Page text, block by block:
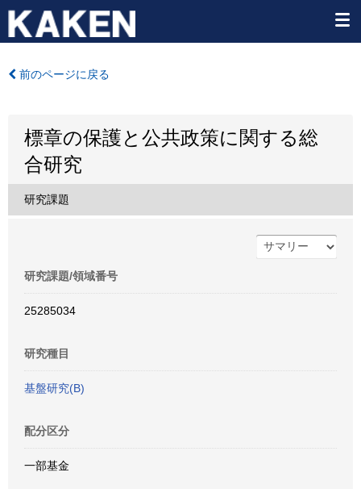
前のページに戻る
標章の保護と公共政策に関する総
合研究
研究課題
研究課題/領域番号
25285034
研究種目
基盤研究(B)
配分区分
一部基金